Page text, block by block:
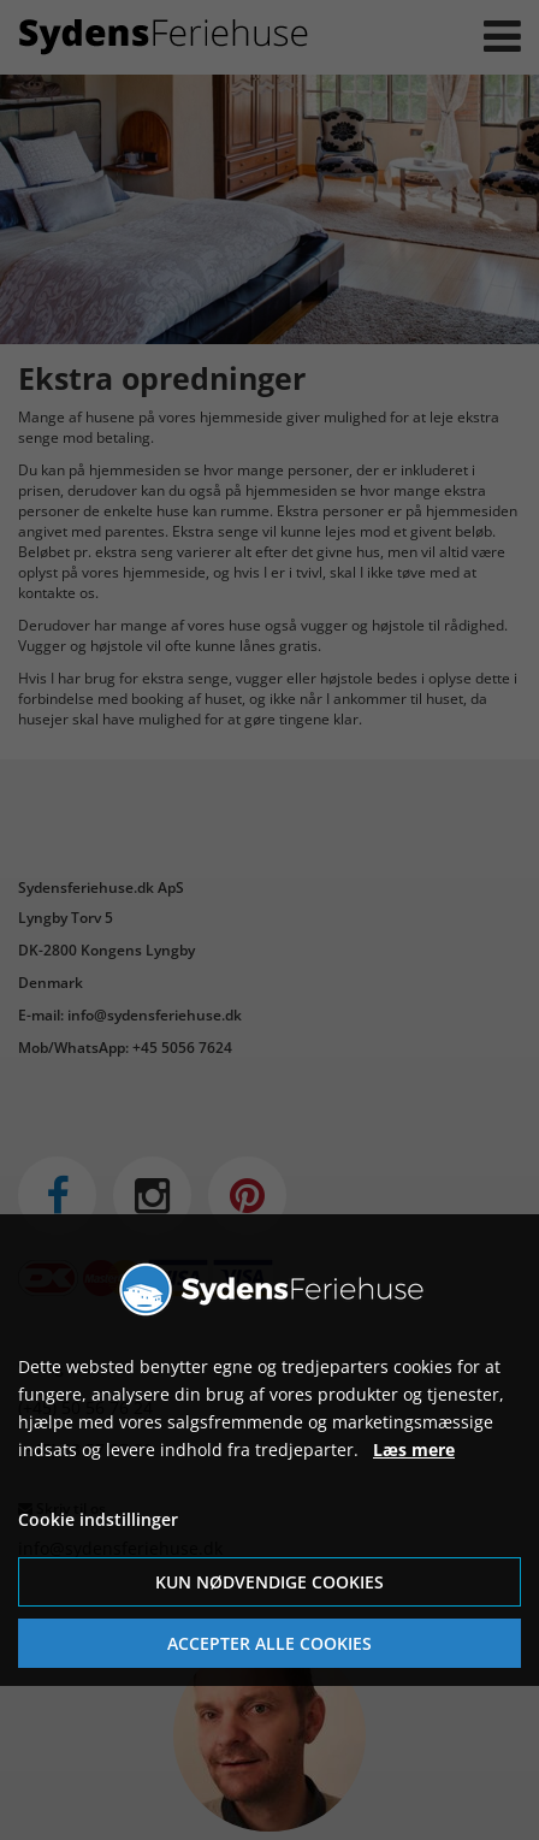
Ekstra opredninger
Mange af husene på vores hjemmeside giver mulighed for at leje ekstra
senge mod betaling.
Du kan på hjemmesiden se hvor mange personer, der er inkluderet i
prisen, derudover kan du også på hjemmesiden se hvor mange ekstra
personer de enkelte huse kan rumme. Ekstra personer er på hjemmesiden
angivet med parentes. Ekstra senge vil kunne lejes mod et givent beløb.
Beløbet pr. ekstra seng varierer alt efter det givne hus, men vil altid være
oplyst på vores hjemmeside, og hvis I er i tvivl, skal I ikke tøve med at
kontakte os.
Derudover har mange af vores huse også vugger og højstole til rådighed.
Vugger og højstole vil ofte kunne lånes gratis.
Hvis I har brug for ekstra senge, vugger eller højstole bedes i oplyse dette i
forbindelse med booking af huset, og ikke når I ankommer til huset, da
husejer skal have mulighed for at gøre tingene klar.
Sydensferiehuse.dk ApS
Lyngby Torv 5
DK-2800 Kongens Lyngby
Denmark
E-mail: info@sydensferiehuse.dk
Mob/WhatsApp: +45 5056 7624
Ring til os
(+45) 50 56 76 24
(+45) 53 57 87 30
Skriv til os
Dette websted benytter egne og tredjeparters cookies for at
fungere, analysere din brug af vores produkter og tjenester,
hjælpe med vores salgsfremmende og marketingsmæssige
indsats og levere indhold fra tredjeparter. Læs mere
Cookie indstillinger
KUN NØDVENDIGE COOKIES
ACCEPTER ALLE COOKIES